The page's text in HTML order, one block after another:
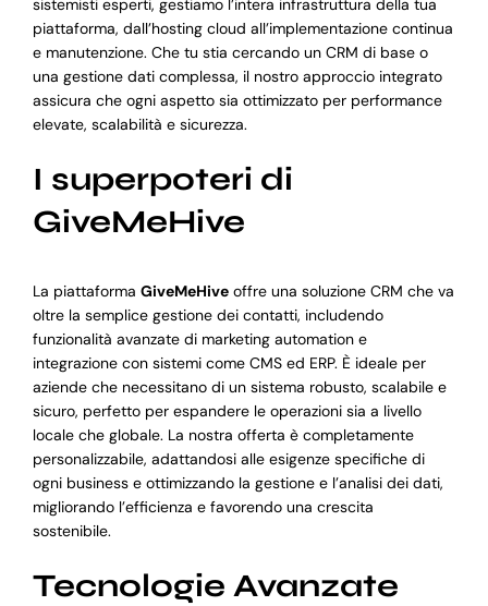
sistemisti esperti, gestiamo l’intera infrastruttura della tua
piattaforma, dall’hosting cloud all’implementazione continua
e manutenzione. Che tu stia cercando un CRM di base o
una gestione dati complessa, il nostro approccio integrato
assicura che ogni aspetto sia ottimizzato per performance
elevate, scalabilità e sicurezza.
I superpoteri di
GiveMeHive
La piattaforma GiveMeHiveoffre una soluzione CRM che va
oltre la semplice gestione dei contatti, includendo
funzionalità avanzate di marketing automation e
integrazione con sistemi come CMS ed ERP. È ideale per
aziende che necessitano di un sistema robusto, scalabile e
sicuro, perfetto per espandere le operazioni sia a livello
locale che globale. La nostra offerta è completamente
personalizzabile, adattandosi alle esigenze specifiche di
ogni business e ottimizzando la gestione e l’analisi dei dati,
migliorando l’efficienza e favorendo una crescita
sostenibile.
Tecnologie Avanzate